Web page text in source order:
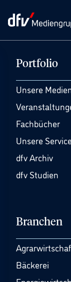
Portfolio
Unsere
Fachbücher
Unsere
dfv Archiv
dfv Studien
Branchen
Bäckerei